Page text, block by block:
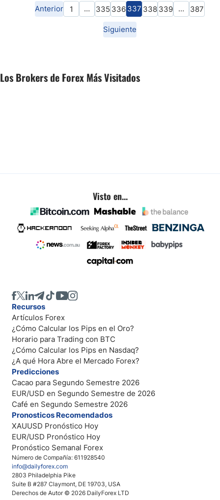
Anterior 1 … 335 336 337 338 339 … 387
Siguiente
Los Brokers de Forex Más Visitados
Visto en...
Número de Compañía: 611928540
info@dailyforex.com
2803 Philadelphia Pike
Suite B #287 Claymont, DE 19703, USA
Derechos de Autor © 2026 DailyForex LTD
Recursos
Artículos Forex
¿Cómo Calcular los Pips en el Oro?
Horario para Trading con BTC
¿Cómo Calcular los Pips en Nasdaq?
¿A qué Hora Abre el Mercado Forex?
Predicciones
Cacao para Segundo Semestre 2026
EUR/USD en Segundo Semestre de 2026
Café en Segundo Semestre 2026
Pronosticos Recomendados
XAUUSD Pronóstico Hoy
EUR/USD Pronóstico Hoy
Pronóstico Semanal Forex